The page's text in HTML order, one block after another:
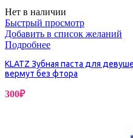
Нет в наличии
Быстрый просмотр
Добавить в список желаний
Подробнее
KLATZ Зубная паста для
вермут без фтора
300₽